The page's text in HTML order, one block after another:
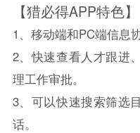
【猎必得APP特色】
1、移动端和PC端信息
2、快速查看人才跟进
理工作审批。
3、可以快速搜索筛选
话。